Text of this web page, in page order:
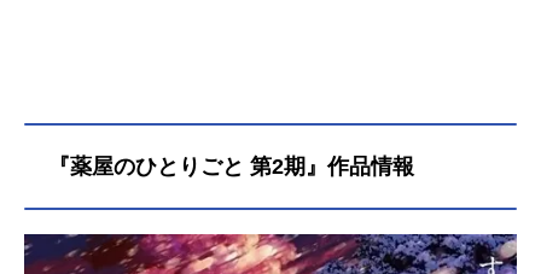
『薬屋のひとりごと 第2期』作品情報